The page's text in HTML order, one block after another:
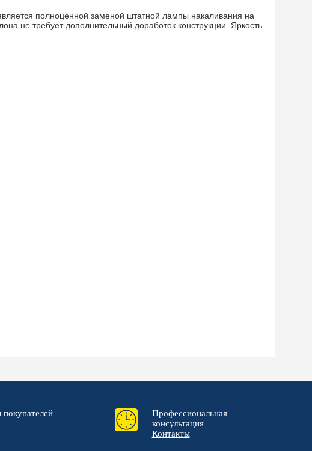
полноценной заменой штатной лампы накаливания на
не требует дополнительный доработок конструкции. Яркость
Профессиональная
консультация
Контакты